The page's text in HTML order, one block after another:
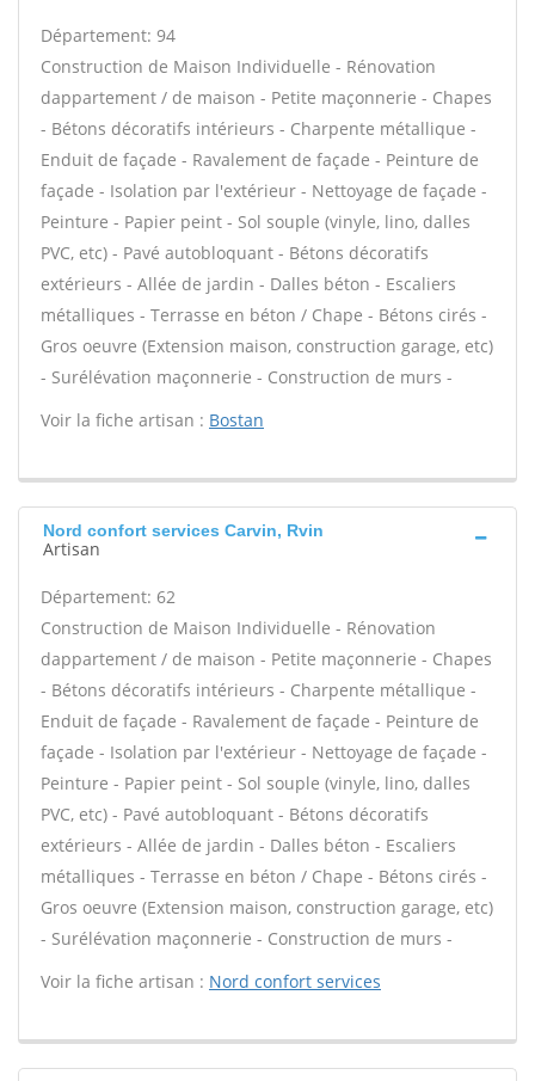
Département: 94
Construction de Maison Individuelle - Rénovation
dappartement / de maison - Petite maçonnerie - Chapes
- Bétons décoratifs intérieurs - Charpente métallique -
Enduit de façade - Ravalement de façade - Peinture de
façade - Isolation par l'extérieur - Nettoyage de façade -
Peinture - Papier peint - Sol souple (vinyle, lino, dalles
PVC, etc) - Pavé autobloquant - Bétons décoratifs
extérieurs - Allée de jardin - Dalles béton - Escaliers
métalliques - Terrasse en béton / Chape - Bétons cirés -
Gros oeuvre (Extension maison, construction garage, etc)
- Surélévation maçonnerie - Construction de murs -
Voir la fiche artisan : Bostan
Nord confort services Carvin, Rvin
Artisan
Département: 62
Construction de Maison Individuelle - Rénovation
dappartement / de maison - Petite maçonnerie - Chapes
- Bétons décoratifs intérieurs - Charpente métallique -
Enduit de façade - Ravalement de façade - Peinture de
façade - Isolation par l'extérieur - Nettoyage de façade -
Peinture - Papier peint - Sol souple (vinyle, lino, dalles
PVC, etc) - Pavé autobloquant - Bétons décoratifs
extérieurs - Allée de jardin - Dalles béton - Escaliers
métalliques - Terrasse en béton / Chape - Bétons cirés -
Gros oeuvre (Extension maison, construction garage, etc)
- Surélévation maçonnerie - Construction de murs -
Voir la fiche artisan : Nord confort services